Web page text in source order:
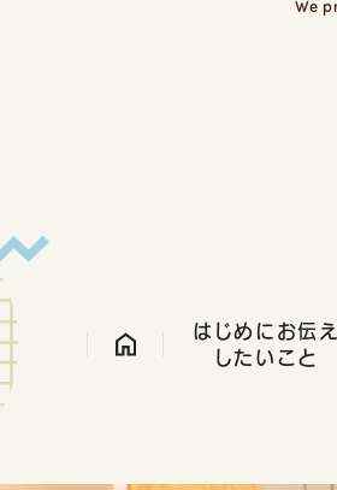
We
はじめにお伝え
したいこと